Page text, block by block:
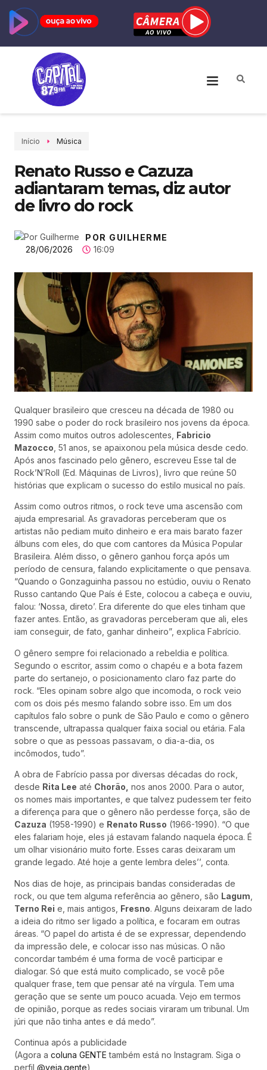
Início Música
Renato Russo e Cazuza
adiantaram temas, diz autor
de livro do rock
POR GUILHERME
28/06/2026
16:09
Qualquer brasileiro que cresceu na década de 1980 ou
1990 sabe o poder do rock brasileiro nos jovens da época.
Assim como muitos outros adolescentes, Fabricio
Mazocco , 51 anos, se apaixonou pela música desde cedo.
Após anos fascinado pelo gênero, escreveu Esse tal de
Rock’N’Roll (Ed. Máquinas de Livros), livro que reúne 50
histórias que explicam o sucesso do estilo musical no país.
Assim como outros ritmos, o rock teve uma ascensão com
ajuda empresarial. As gravadoras perceberam que os
artistas não pediam muito dinheiro e era mais barato fazer
álbuns com eles, do que com cantores da Música Popular
Brasileira. Além disso, o gênero ganhou força após um
período de censura, falando explicitamente o que pensava.
“Quando o Gonzaguinha passou no estúdio, ouviu o Renato
Russo cantando Que País é Este, colocou a cabeça e ouviu,
falou: ‘Nossa, direto’. Era diferente do que eles tinham que
fazer antes. Então, as gravadoras perceberam que ali, eles
iam conseguir, de fato, ganhar dinheiro”, explica Fabrício.
O gênero sempre foi relacionado a rebeldia e política.
Segundo o escritor, assim como o chapéu e a bota fazem
parte do sertanejo, o posicionamento claro faz parte do
rock. “Eles opinam sobre algo que incomoda, o rock veio
com os dois pés mesmo falando sobre isso. Em um dos
capítulos falo sobre o punk de São Paulo e como o gênero
transcende, ultrapassa qualquer faixa social ou etária. Fala
sobre o que as pessoas passavam, o dia-a-dia, os
incômodos, tudo”.
A obra de Fabrício passa por diversas décadas do rock,
desde Rita Lee até Chorão, nos anos 2000. Para o autor,
os nomes mais importantes, e que talvez pudessem ter feito
a diferença para que o gênero não perdesse força, são de
Cazuza (1958-1990) e Renato Russo (1966-1990). “O que
eles falariam hoje, eles já estavam falando naquela época. É
um olhar visionário muito forte. Esses caras deixaram um
grande legado. Até hoje a gente lembra deles’’, conta.
Nos dias de hoje, as principais bandas consideradas de
rock, ou que tem alguma referência ao gênero, são Lagum
Terno Rei e, mais antigos, Fresno. Alguns deixaram de lado
a ideia do ritmo ser ligado a política, e focaram em outras
áreas. “O papel do artista é de se expressar, dependendo
da impressão dele, e colocar isso nas músicas. O não
concordar também é uma forma de você participar e
dialogar. Só que está muito complicado, se você põe
qualquer frase, tem que pensar até na vírgula. Tem uma
geração que se sente um pouco acuada. Vejo em termos
de opinião, porque as redes sociais viraram um tribunal. Um
júri que não tinha antes e dá medo”.
Continua após a publicidade
(Agora a coluna GENTE também está no Instagram. Siga o
perfil @veja.gente)